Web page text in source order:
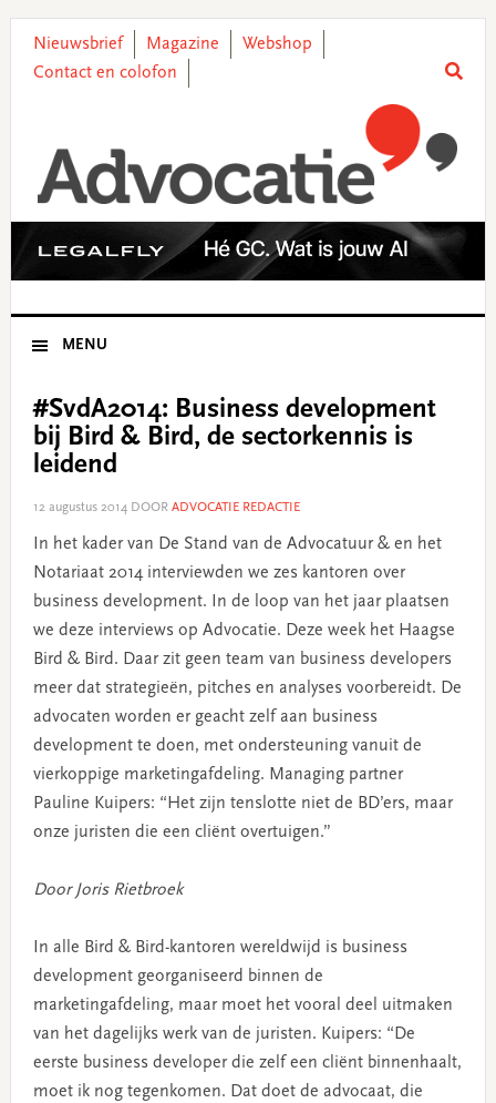
primary
main
primary
footer
Nieuwsbrief Magazine
Webshop
Contact en colofon
MENU
#SvdA2014: Business development
bij Bird & Bird, de sectorkennis is
leidend
12 augustus 2014DOOR ADVOCATIE REDACTIE
In het kader van De Stand van de Advocatuur & en het
Notariaat 2014 interviewden we zes kantoren over
business development. In de loop van het jaar plaatsen
we deze interviews op Advocatie. Deze week het Haagse
Bird & Bird. Daar zit geen team van business developers
meer dat strategieën, pitches en analyses voorbereidt. De
advocaten worden er geacht zelf aan business
development te doen, met ondersteuning vanuit de
vierkoppige marketingafdeling. Managing partner
Pauline Kuipers: “Het zijn tenslotte niet de BD’ers, maar
onze juristen die een cliënt overtuigen.”
Door Joris Rietbroek
In alle Bird & Bird-kantoren wereldwijd is business
development georganiseerd binnen de
marketingafdeling, maar moet het vooral deel uitmaken
van het dagelijks werk van de juristen. Kuipers: “De
eerste business developer die zelf een cliënt binnenhaalt,
moet ik nog tegenkomen. Dat doet de advocaat, die